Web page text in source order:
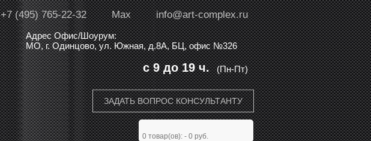
info@art-complex.ru
Max
+7 (495) 765-22-32
Адрес Офис/Шоурум:
МО, г. Одинцово, ул. Южная, д.8А, БЦ, офис №326
(Пн-Пт)
с 9 до 19 ч.
ЗАДАТЬ ВОПРОС КОНСУЛЬТАНТУ
0 товар(ов): - 0 руб.